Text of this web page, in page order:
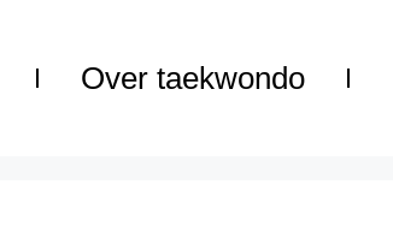
Over taekwondo